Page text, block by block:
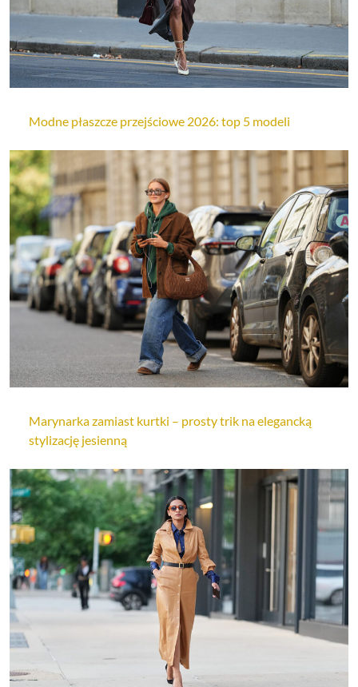
Modne płaszcze przejściowe 2026: top 5 modeli
Marynarka zamiast kurtki – prosty trik na elegancką
stylizację jesienną